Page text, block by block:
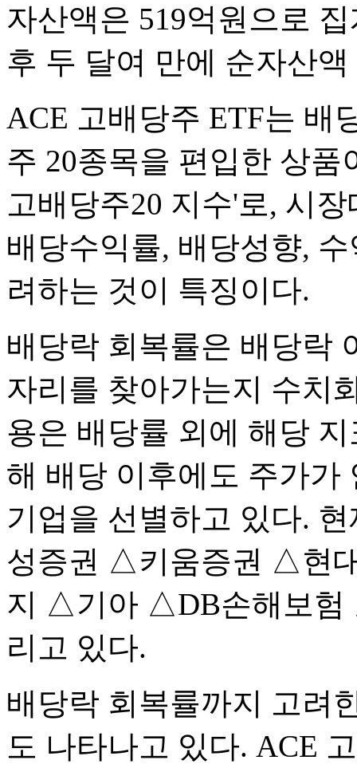
자산액은 519억원으로
후 두 달여 만에 순자산
ACE 고배당주 ETF는 배
주 20종목을 편입한 상
고배당주20 지수'로, 시
배당수익률, 배당성향,
려하는 것이 특징이다.
배당락 회복률은 배당락
자리를 찾아가는지 수치
용은 배당률 외에 해당
해 배당 이후에도 주가가
기업을 선별하고 있다.
성증권 △키움증권 △현
지 △기아 △DB손해보험
리고 있다.
배당락 회복률까지 고려
도 나타나고 있다. ACE